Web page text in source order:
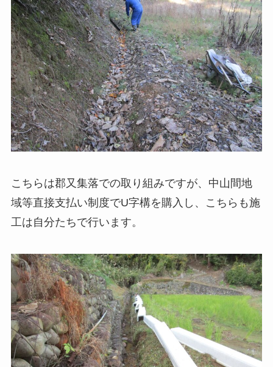
こちらは郡又集落での取り組みですが、中山間地
域等直接支払い制度でU字構を購入し、こちらも施
工は自分たちで行います。